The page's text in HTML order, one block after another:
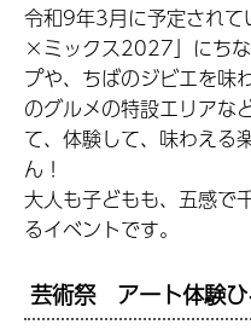
令和9年3月に予定されて
×ミックス2027」にち
プや、ちばのジビエを味
のグルメの特設エリアな
て、体験して、味わえる
ん！
大人も子どもも、五感で
るイベントです。
芸術祭 アート体験